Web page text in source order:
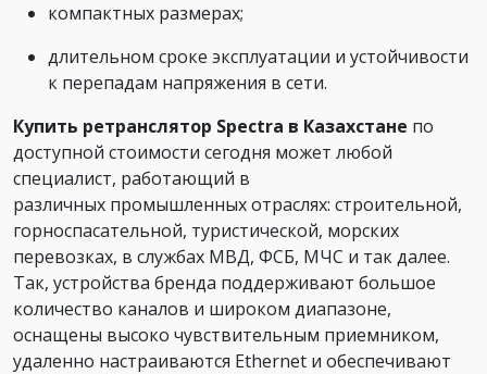
компактных размерах;
длительном сроке эксплуатации и устойчивости
к перепадам напряжения в сети.
Купить ретранслятор Spectra в Казахстане по
доступной стоимости сегодня может любой
специалист, работающий в
различных промышленных отраслях: строительной,
горноспасательной, туристической, морских
перевозках, в службах МВД, ФСБ, МЧС и так далее.
Так, устройства бренда поддерживают большое
количество каналов и широком диапазоне,
оснащены высоко чувствительным приемником,
удаленно настраиваются Ethernet и обеспечивают